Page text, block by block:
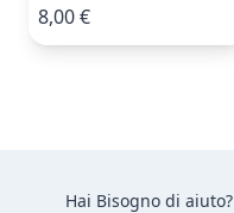
8,00 €
Hai Bisogno di aiuto?